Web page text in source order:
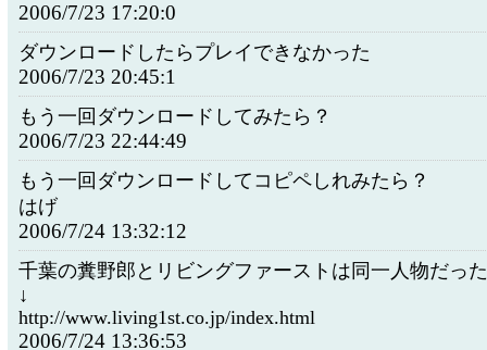
2006/7/23 17:20:0
ダウンロードしたらプレイできなかった
2006/7/23 20:45:1
もう一回ダウンロードしてみたら？
2006/7/23 22:44:49
もう一回ダウンロードしてコピペしれみたら？
はげ
2006/7/24 13:32:12
千葉の糞野郎とリビングファーストは同一人物だっ
↓
http://www.living1st.co.jp/index.html
2006/7/24 13:36:53